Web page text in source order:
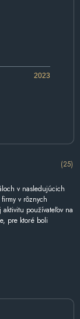
2023
(25)
v nasledujúcich
v rôznych
používateľov na
pre ktoré boli